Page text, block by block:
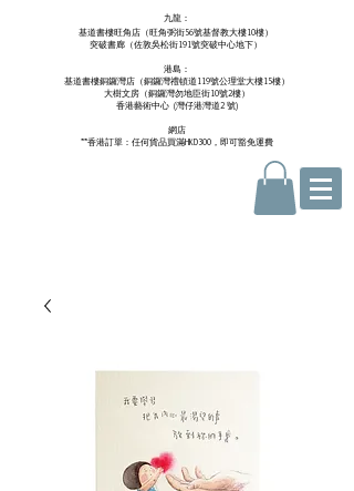
九龍：
基道書樓旺角店（旺角弼街56號基督教大樓10樓）
突破書廊（佐敦吳松街191號突破中心地下）
港島：
基道書樓銅鑼灣店（銅鑼灣禮頓道119號公理堂大樓15樓）
大樹文房（銅鑼灣勿地臣街10號2樓）
香港藝術中心 ​ (灣仔港灣道2 號)
網店
**香港訂單：任何貨品買滿HKD300，即可豁免運費